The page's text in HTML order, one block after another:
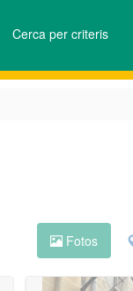
Cerca per criteris
Fotos